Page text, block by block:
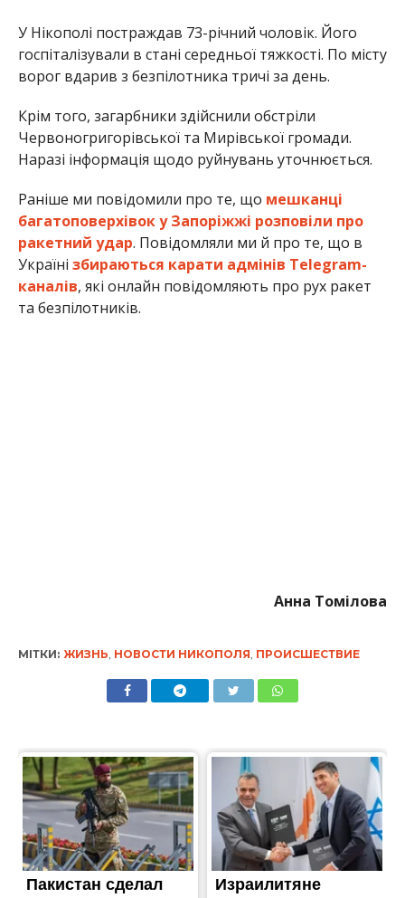
У Нікополі постраждав 73-річний чоловік. Його
госпіталізували в стані середньої тяжкості. По місту
ворог вдарив з безпілотника тричі за день.
Крім того, загарбники здійснили обстріли
Червоногригорівської та Мирівської громади.
Наразі інформація щодо руйнувань уточнюється.
Раніше ми повідомили про те, що мешканці
багатоповерхівок у Запоріжжі розповіли про
ракетний удар. Повідомляли ми й про те, що в
Україні збираються карати адмінів Telegram-
каналів, які онлайн повідомляють про рух ракет
та безпілотників.
Анна Томілова
МІТКИ: ЖИЗНЬ, НОВОСТИ НИКОПОЛЯ, ПРОИСШЕСТВИЕ